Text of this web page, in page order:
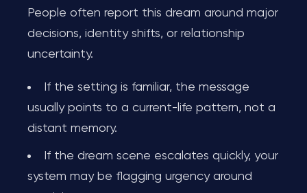
People often report this dream around major
decisions, identity shifts, or relationship
uncertainty.
If the setting is familiar, the message
usually points to a current-life pattern, not a
distant memory.
If the dream scene escalates quickly, your
system may be flagging urgency around